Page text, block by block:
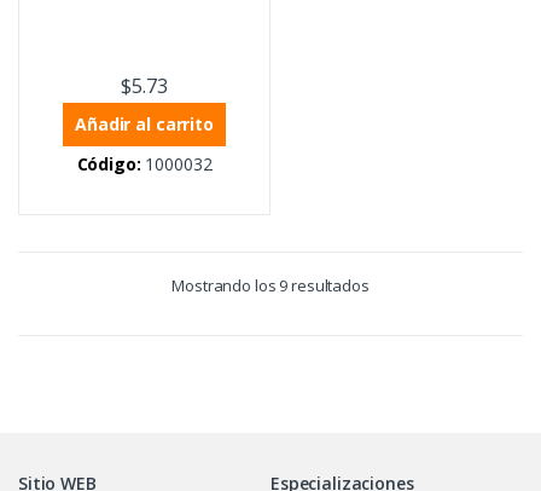
$5.73
Añadir al carrito
Código: 1000032
Mostrando los 9 resultados
Sitio WEB
Especializaciones